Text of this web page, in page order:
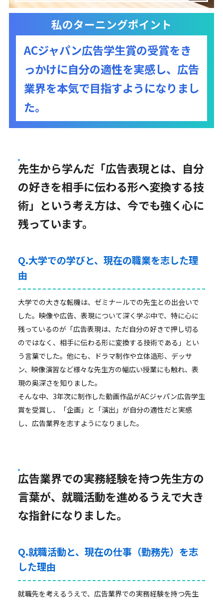
私のターニングポイント
ACジャパン広告学生賞の受賞をき
っかけに自分の適性を実感し、広告
業界を本気で目指すようになりまし
た。
先生から学んだ「広告表現とは、自分
の好きを相手に伝わる形へ変換する技
術」という考え方は、今でも強く心に
残っています。
Q.大学での学びと、現在の職業を志した理
由
大学での大きな転機は、ゼミナールでの先生との出会いで
した。映像や広告、表現について深く学ぶ中で、特に心に
残っているのが「広告表現は、ただ自分の好きで押し切る
のではなく、相手に伝わる形に変換する技術である」とい
う言葉でした。他にも、ドラマ制作や立体造形、デッサ
ン、映像演習など様々な先生方の幅広い授業にも触れ、表
現の奥深さを知りました。
そんな中、3年次に制作した動画作品がACジャパン広告学生
賞を受賞し、「企画」と「演出」が自分の適性だと実感
し、広告業界を志すようになりました。
広告業界での実務経験を持つ先生方の
言葉が、就職活動を進めるうえで大き
な指針になりました。
Q.就職活動と、現在の仕事（勤務先）を志
した理由
就職先を考えるうえで、広告業界での実務経験を持つ先生